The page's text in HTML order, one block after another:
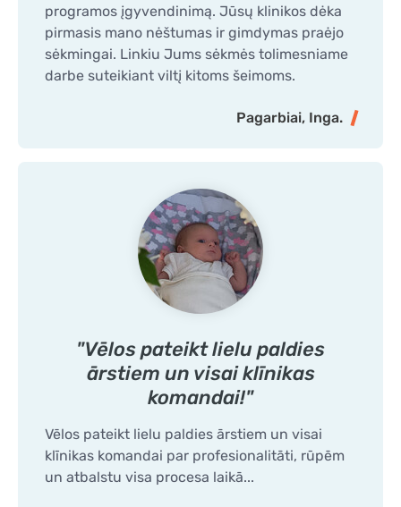
programos įgyvendinimą. Jūsų klinikos dėka
pirmasis mano nėštumas ir gimdymas praėjo
sėkmingai. Linkiu Jums sėkmės tolimesniame
darbe suteikiant viltį kitoms šeimoms.
Pagarbiai, Inga.
"Vēlos pateikt lielu paldies
ārstiem un visai klīnikas
komandai!"
Vēlos pateikt lielu paldies ārstiem un visai
klīnikas komandai par profesionalitāti, rūpēm
un atbalstu visa procesa laikā...